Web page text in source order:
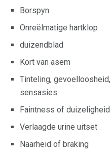
Borspyn
Onreëlmatige hartklop
duizendblad
Kort van asem
Tinteling,
sensasies
Faintness of duizeligheid
Verlaagde urine uitset
Naarheid of braking